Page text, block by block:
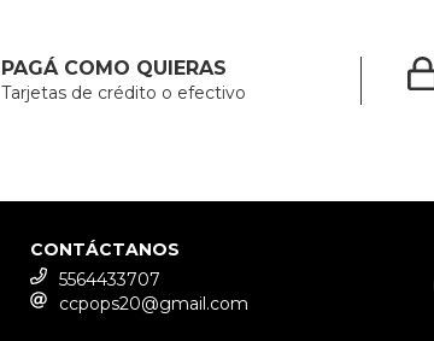
PAGÁ COMO QUIERAS
Tarjetas de crédito o efectivo
CONTÁCTANOS
5564433707
ccpops20@gmail.com